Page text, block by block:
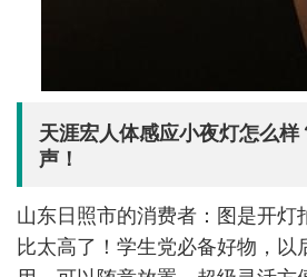
天涯宏人体感应小夜灯怎么
声！
山东日照市的消费者：图是开灯
比太高了！学生党必备好物，以